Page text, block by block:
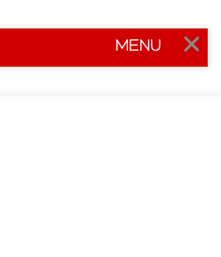
MENU